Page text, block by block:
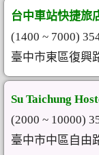
台中車站快捷旅
(1400 ~ 7000)
臺中市東區復興
Su Taichung
(2000 ~ 10000)
臺中市中區自由